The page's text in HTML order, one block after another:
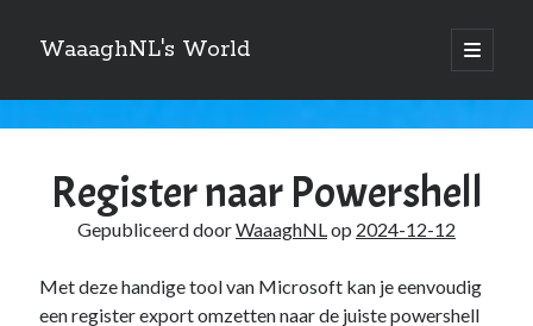
WaaaghNL's World
open
primair
Zijbalk
Over mij
World
Berichten
Register naar Powershell
Gepubliceerd doorWaaaghNLop 2024-12-12
Met deze handige tool van Microsoft kan je eenvoudig
een register export omzetten naar de juiste powershell